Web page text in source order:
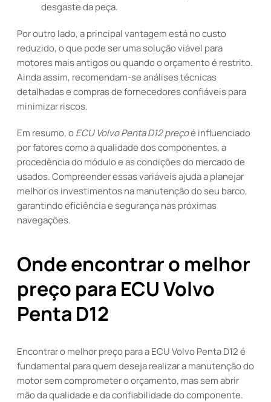
desgaste da peça.
Por outro lado, a principal vantagem está no custo
reduzido, o que pode ser uma solução viável para
motores mais antigos ou quando o orçamento é restrito.
Ainda assim, recomendam-se análises técnicas
detalhadas e compras de fornecedores confiáveis para
minimizar riscos.
Em resumo, oECU Volvo Penta D12 preçoé influenciado
por fatores como a qualidade dos componentes, a
procedência do módulo e as condições do mercado de
usados. Compreender essas variáveis ajuda a planejar
melhor os investimentos na manutenção do seu barco,
garantindo eficiência e segurança nas próximas
navegações.
Onde encontrar o melhor
preço para ECU Volvo
Penta D12
Encontrar o melhor preço para a ECU Volvo Penta D12 é
fundamental para quem deseja realizar a manutenção do
motor sem comprometer o orçamento, mas sem abrir
mão da qualidade e da confiabilidade do componente.